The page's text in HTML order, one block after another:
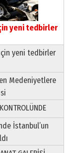
yeni tedbirler
yeni tedbirler
Medeniyetlere
İstanbul’un